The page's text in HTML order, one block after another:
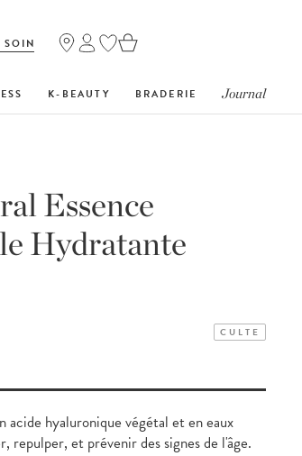
SOIN
K-BEAUTY BRADERIE Journal
Essence
Hydratante
CULTE
hyaluronique végétal et en eaux
repulper, et prévenir des signes de l'âge.